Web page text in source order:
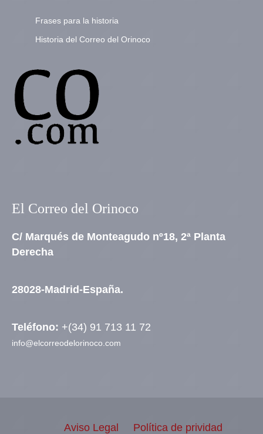
Frases para la historia
Historia del Correo del Orinoco
El Correo del Orinoco
C/ Marqués de Monteagudo nº18, 2ª Planta
Derecha
28028-Madrid-España.
Teléfono: +(34) 91 713 11 72
info@elcorreodelorinoco.com
Aviso Legal
Política de prividad